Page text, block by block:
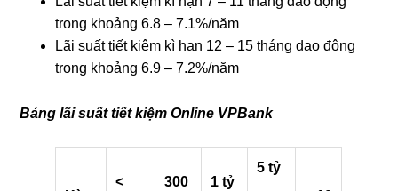
trong khoảng 6.8 – 7.1%/năm
Lãi suất tiết kiệm kì hạn 12 – 15 tháng dao động
trong khoảng 6.9 – 7.2%/năm
Bảng lãi suất tiết kiệm Online VPBank
< 300 1 tỷ
5 tỷ